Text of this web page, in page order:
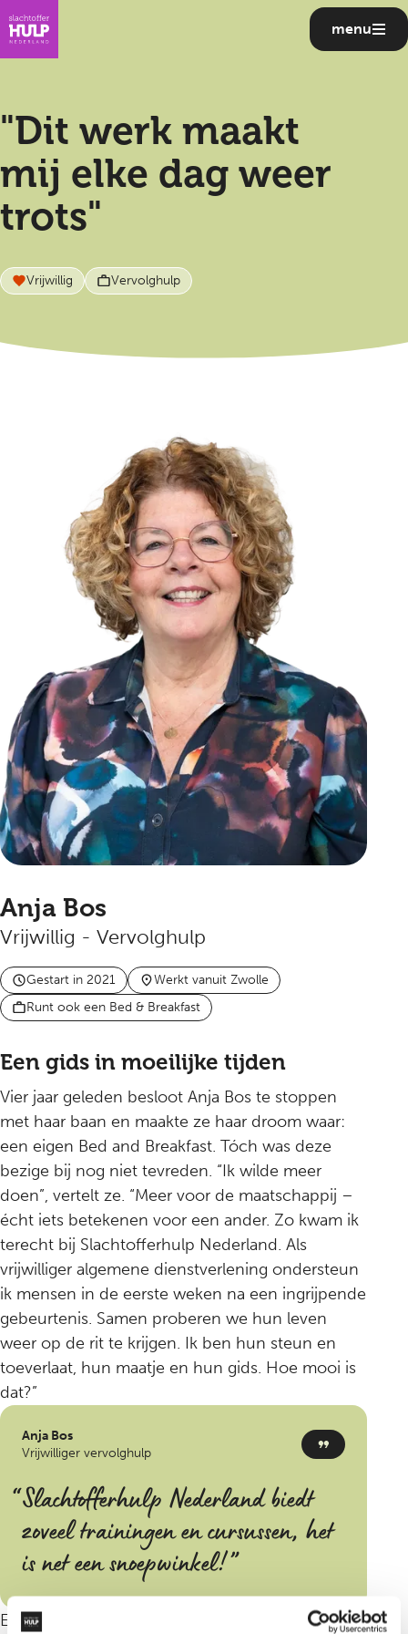
menu
"Dit werk maakt
mij elke dag weer
trots"
Vrijwillig Vervolghulp
Anja Bos
Vrijwillig - Vervolghulp
Gestart in 2021
Werkt vanuit Zwolle
Runt ook een Bed & Breakfast
Een gids in moeilijke tijden
Vier jaar geleden besloot Anja Bos te stoppen
met haar baan en maakte ze haar droom waar:
een eigen Bed and Breakfast. Tóch was deze
bezige bij nog niet tevreden. “Ik wilde meer
doen”, vertelt ze. “Meer voor de maatschappij –
écht iets betekenen voor een ander. Zo kwam ik
terecht bij Slachtofferhulp Nederland. Als
vrijwilliger algemene dienstverlening ondersteun
ik mensen in de eerste weken na een ingrijpende
gebeurtenis. Samen proberen we hun leven
weer op de rit te krijgen. Ik ben hun steun en
toeverlaat, hun maatje en hun gids. Hoe mooi is
dat?”
Slachtofferhulp Nederland biedt
zoveel trainingen en cursussen; het
is net een snoepwinkel!
Anja Bos
Vrijwilliger vervolghulp
Een van Anja’s drijfveren is de dankbaarheid van